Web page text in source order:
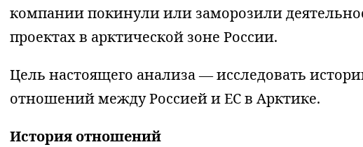
компании покинули или заморозили
проектах в арктической зоне России.
Цель настоящего анализа — исследовать
отношений между Россией и ЕС в Арктике.
История отношений